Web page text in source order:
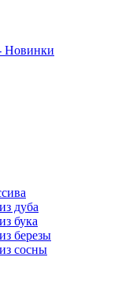
Новинки
дуба
бука
березы
сосны